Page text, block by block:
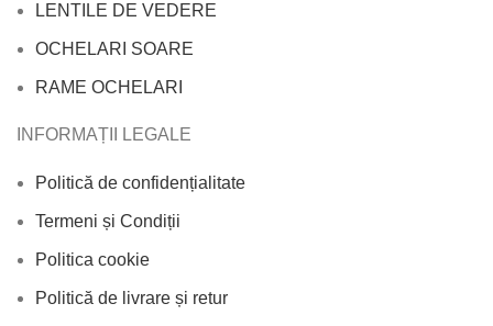
LENTILE DE VEDERE
OCHELARI SOARE
RAME OCHELARI
INFORMAȚII LEGALE
Politică de confidențialitate
Termeni și Condiții
Politica cookie
Politică de livrare și retur